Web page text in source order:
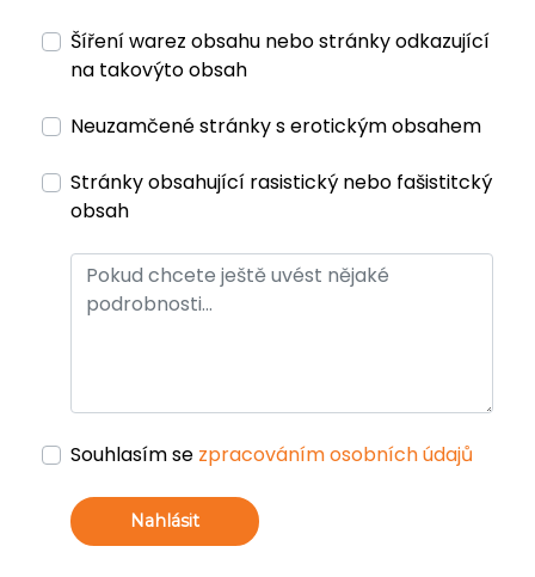
Šíření warez obsahu nebo stránky odkazující
na takovýto obsah
Neuzamčené stránky s erotickým obsahem
Stránky obsahující rasistický nebo fašistitcký
obsah
Souhlasím se zpracováním osobních údajů
Nahlásit